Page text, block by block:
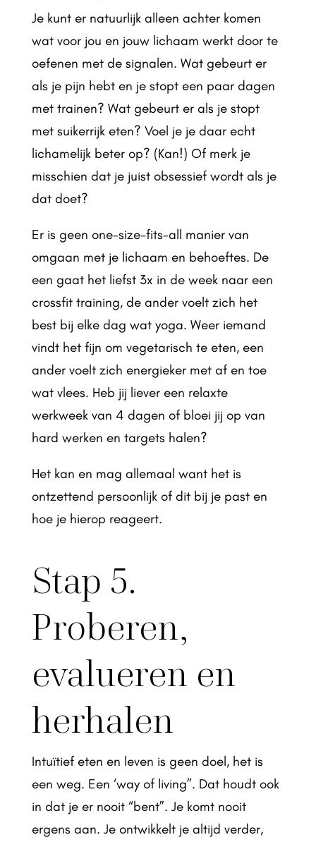
Je kunt er natuurlijk alleen achter komen
wat voor jou en jouw lichaam werkt door te
oefenen met de signalen. Wat gebeurt er
als je pijn hebt en je stopt een paar dagen
met trainen? Wat gebeurt er als je stopt
met suikerrijk eten? Voel je je daar echt
lichamelijk beter op? (Kan!) Of merk je
misschien dat je juist obsessief wordt als je
dat doet?
Er is geen one-size-fits-all manier van
omgaan met je lichaam en behoeftes. De
een gaat het liefst 3x in de week naar een
crossfit training, de ander voelt zich het
best bij elke dag wat yoga. Weer iemand
vindt het fijn om vegetarisch te eten, een
ander voelt zich energieker met af en toe
wat vlees. Heb jij liever een relaxte
werkweek van 4 dagen of bloei jij op van
hard werken en targets halen?
Het kan en mag allemaal want het is
ontzettend persoonlijk of dit bij je past en
hoe je hierop reageert.
Stap 5.
Proberen,
evalueren en
herhalen
Intuïtief eten en leven is geen doel, het is
een weg. Een ‘way of living”. Dat houdt ook
in dat je er nooit “bent”. Je komt nooit
ergens aan. Je ontwikkelt je altijd verder,